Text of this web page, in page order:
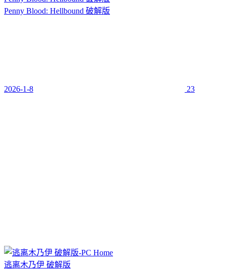
Penny Blood: Hellbound 破解版
2026-1-8 23
逃离木乃伊 破解版